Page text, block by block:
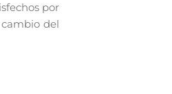
por
del